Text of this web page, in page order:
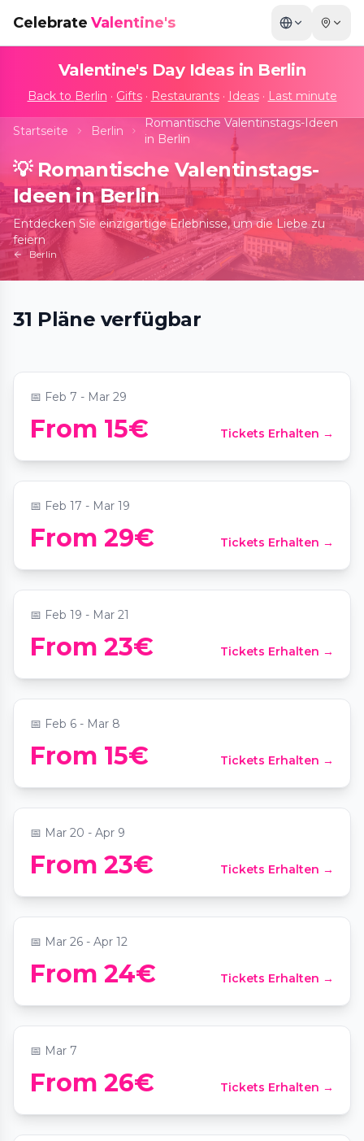
Celebrate Valentine's
Valentine's Day Ideas in Berlin
Back to Berlin · Gifts· Restaurants· Ideas· Last minute
Startseite Berlin
Romantische Valentinstags-Ideen
in Berlin
💡 Romantische Valentinstags-
Ideen in Berlin
Entdecken Sie einzigartige Erlebnisse, um die Liebe zu
feiern
Berlin
31 Pläne verfügbar
alle Sinne
📅 Feb 7 - Mar 29
From 15€ Tickets Erhalten →
funkelnden Show
📍Theater im Delphi
📅 Feb 17 - Mar 19
From 29€ Tickets Erhalten →
Candlelight: Tribut an Hans Zimmer
📍Französischer Dom
📅 Feb 19 - Mar 21
From 23€ Tickets Erhalten →
Machu Picchu: Reise zur verlorenen Stadt
📍Kantgaragenpalast
📅 Feb 6 - Mar 8
From 15€ Tickets Erhalten →
Candlelight: Tribut an Phil Collins
📍Französischer Dom
📅 Mar 20 - Apr 9
From 23€ Tickets Erhalten →
Candlelight: Ed Sheeran meets Coldplay
📍Französischer Dom
📅 Mar 26 - Apr 12
From 24€ Tickets Erhalten →
Candlelight: Queen meets ABBA
📍Französischer Dom
📅 Mar 7
From 26€ Tickets Erhalten →
Candlelight: Tribut an Adele
📍Französischer Dom